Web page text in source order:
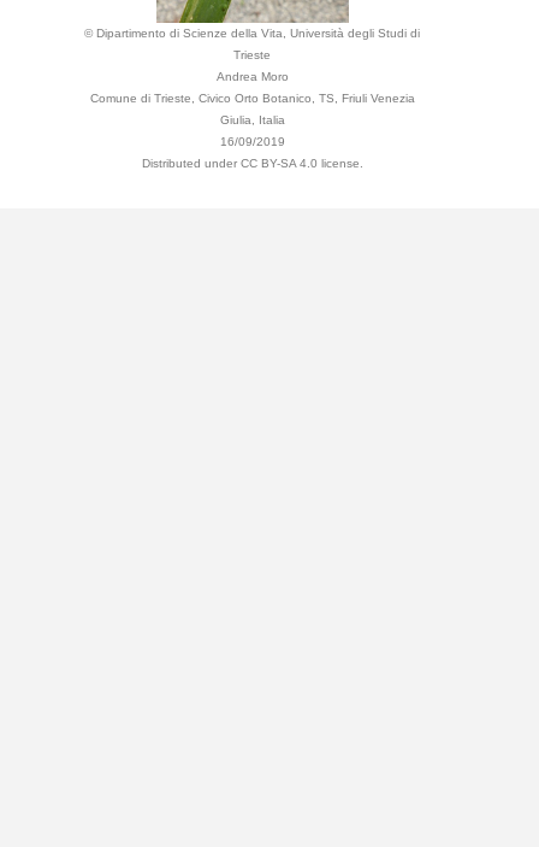
© Dipartimento di Scienze della Vita, Università degli Studi di
Trieste
Andrea Moro
Comune di Trieste, Civico Orto Botanico, TS, Friuli Venezia
Giulia, Italia
16/09/2019
Distributed under CC BY-SA 4.0 license.